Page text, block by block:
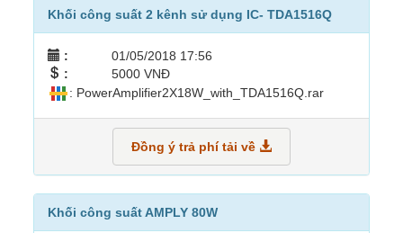
Khối công suất 2 kênh sử dụng IC- TDA1516Q
: 01/05/2018 17:56
: 5000 VNĐ
: PowerAmplifier2X18W_with_TDA1516Q.rar
Đồng ý trả phí tải về
Khối công suất AMPLY 80W